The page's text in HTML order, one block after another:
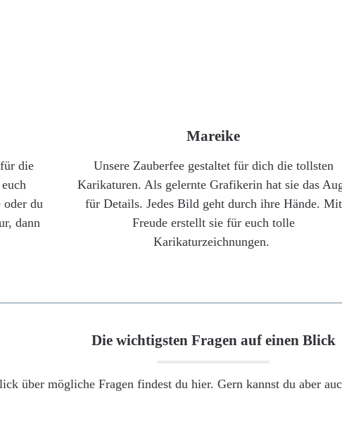
die
oder du
dann
Mareike
Unsere Zauberfee gestaltet für dich die tollsten
Karikaturen. Als gelernte Grafikerin hat sie das
für Details. Jedes Bild geht durch ihre Hände. Mit
Freude erstellt sie für euch tolle
Karikaturzeichnungen.
Die wichtigsten Fragen auf einen Blick
über mögliche Fragen findest du hier. Gern kannst du aber